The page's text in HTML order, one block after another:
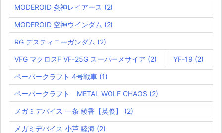
MODEROID 炎神レイアース (2)
MODEROID 空神ウインダム (2)
RG デスティニーガンダム (2)
VFG マクロスF VF-25G スーパーメサイア (2) YF-19 (2)
ペーパークラフト 4号戦車 (1)
ペーパークラフト METAL WOLF CHAOS (2)
メガミデバイス 一条 綾香【英俊】 (2)
メガミデバイス 小芦 睦海 (2)